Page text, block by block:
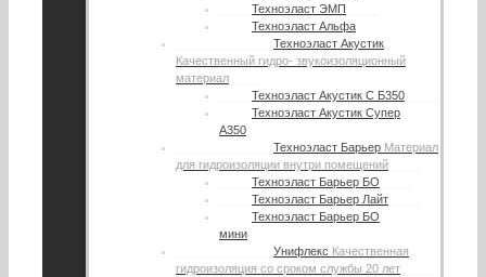
Техноэласт ЭМП
Техноэласт Альфа
Техноэласт Акустик
Качественный гидро- звукоизоляционный
материал
Техноэласт Акустик С Б350
Техноэласт Акустик Супер
А350
Техноэласт Барьер Материал
для гидроизоляции внутри помещений
Техноэласт Барьер БО
Техноэласт Барьер Лайт
Техноэласт Барьер БО
мини
Унифлекс Качественная
гидроизоляция со сроком службы 20 лет